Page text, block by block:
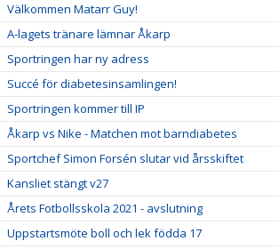
Välkommen Matarr Guy!
A-lagets tränare lämnar Åkarp
Sportringen har ny adress
Succé för diabetesinsamlingen!
Sportringen kommer till IP
Åkarp vs Nike - Matchen mot barndiabetes
Sportchef Simon Forsén slutar vid årsskiftet
Kansliet stängt v27
Årets Fotbollsskola 2021 - avslutning
Uppstartsmöte boll och lek födda 17